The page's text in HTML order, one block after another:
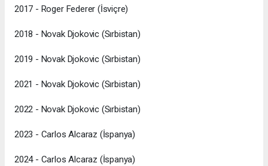
2017 - Roger Federer (İsviçre)
2018 - Novak Djokovic (Sırbistan)
2019 - Novak Djokovic (Sırbistan)
2021 - Novak Djokovic (Sırbistan)
2022 - Novak Djokovic (Sırbistan)
2023 - Carlos Alcaraz (İspanya)
2024 - Carlos Alcaraz (İspanya)